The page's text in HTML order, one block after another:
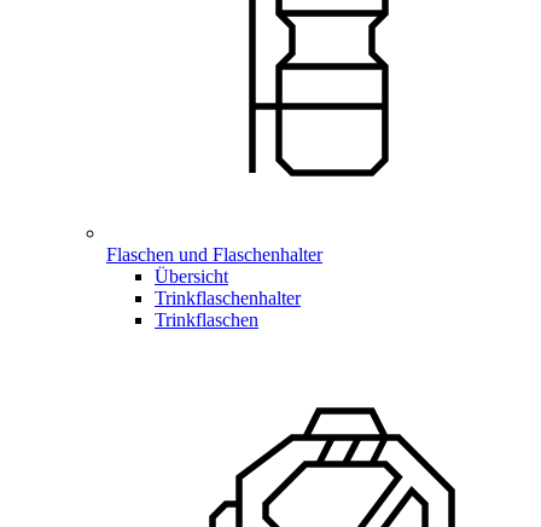
Flaschen und Flaschenhalter
Übersicht
Trinkflaschenhalter
Trinkflaschen